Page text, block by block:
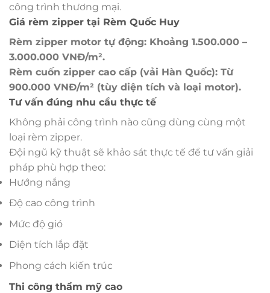
công trình thương mại.
Giá rèm zipper tại Rèm Quốc Huy
Rèm zipper motor tự động: Khoảng 1.500.000 –
3.000.000 VNĐ/m².
Rèm cuốn zipper cao cấp (vải Hàn Quốc): Từ
900.000 VNĐ/m² (tùy diện tích và loại motor).
Tư vấn đúng nhu cầu thực tế
Không phải công trình nào cũng dùng cùng một
loại rèm zipper.
Đội ngũ kỹ thuật sẽ khảo sát thực tế để tư vấn giải
pháp phù hợp theo:
Hướng nắng
Độ cao công trình
Mức độ gió
Diện tích lắp đặt
Phong cách kiến trúc
Thi công thẩm mỹ cao